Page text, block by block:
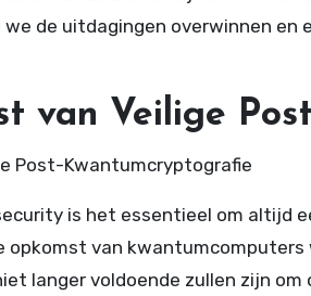
de uitdagingen overwinnen en
van Veilige
Post-Kwantumcryptografie
is het essentieel om altijd
opkomst van
langer voldoende zullen zijn